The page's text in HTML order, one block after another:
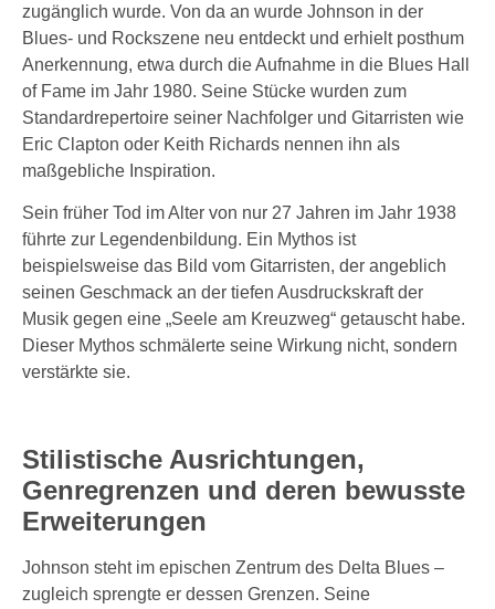
zugänglich wurde. Von da an wurde Johnson in der
Blues- und Rockszene neu entdeckt und erhielt posthum
Anerkennung, etwa durch die Aufnahme in die Blues Hall
of Fame im Jahr 1980. Seine Stücke wurden zum
Standardrepertoire seiner Nachfolger und Gitarristen wie
Eric Clapton oder Keith Richards nennen ihn als
maßgebliche Inspiration.
Sein früher Tod im Alter von nur 27 Jahren im Jahr 1938
führte zur Legendenbildung. Ein Mythos ist
beispielsweise das Bild vom Gitarristen, der angeblich
seinen Geschmack an der tiefen Ausdruckskraft der
Musik gegen eine „Seele am Kreuzweg“ getauscht habe.
Dieser Mythos schmälerte seine Wirkung nicht, sondern
verstärkte sie.
Stilistische Ausrichtungen,
Genregrenzen und deren bewusste
Erweiterungen
Johnson steht im epischen Zentrum des Delta Blues –
zugleich sprengte er dessen Grenzen. Seine